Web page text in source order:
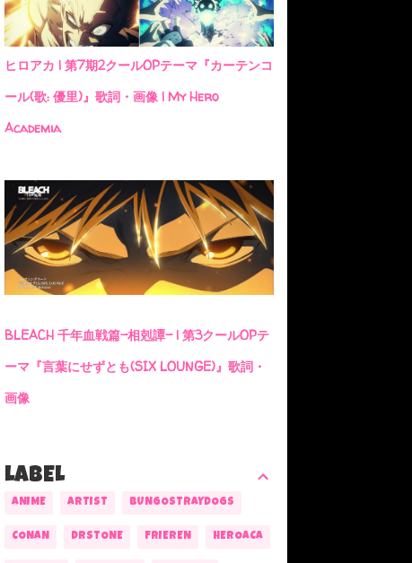
ヒロアカ | 第7期2クールOPテーマ『カーテンコ
ール(歌: 優里)』歌詞・画像 | My Hero
Academia
BLEACH 千年血戦篇-相剋譚- | 第3クールOPテ
ーマ『言葉にせずとも(SIX LOUNGE)』歌詞・
画像
LABEL
ANIME ARTIST BUNGOSTRAYDOGS
CONAN DRSTONE FRIEREN HEROACA